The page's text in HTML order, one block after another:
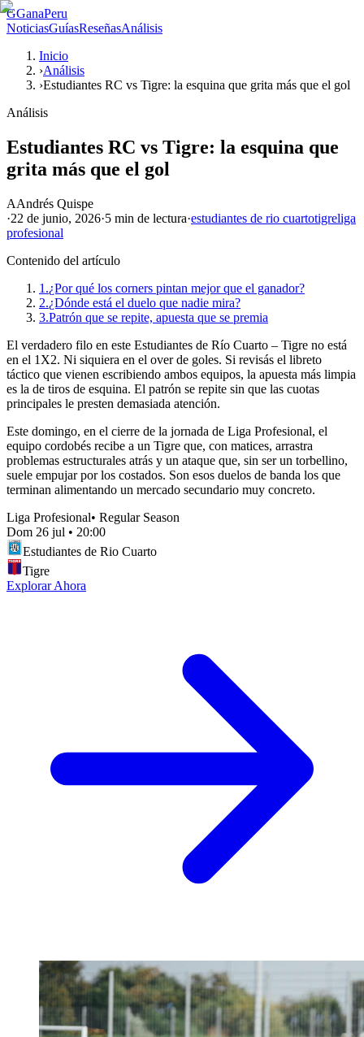
GGanaPeru
NoticiasGuíasReseñasAnálisis
Inicio
›Análisis
›Estudiantes RC vs Tigre: la esquina que grita más que el gol
Análisis
Estudiantes RC vs Tigre: la esquina que
grita más que el gol
AAndrés Quispe
·22 de junio, 2026·5 min de lectura·estudiantes de rio cuartotigreliga
profesional
Contenido del artículo
1.¿Por qué los corners pintan mejor que el ganador?
2.¿Dónde está el duelo que nadie mira?
3.Patrón que se repite, apuesta que se premia
El verdadero filo en este Estudiantes de Río Cuarto – Tigre no está
en el 1X2. Ni siquiera en el over de goles. Si revisás el libreto
táctico que vienen escribiendo ambos equipos, la apuesta más limpia
es la de tiros de esquina. El patrón se repite sin que las cuotas
principales le presten demasiada atención.
Este domingo, en el cierre de la jornada de Liga Profesional, el
equipo cordobés recibe a un Tigre que, con matices, arrastra
problemas estructurales atrás y un ataque que, sin ser un torbellino,
suele empujar por los costados. Son esos duelos de banda los que
terminan alimentando un mercado secundario muy concreto.
Liga Profesional• Regular Season
Dom 26 jul • 20:00
Estudiantes de Rio Cuarto
Tigre
Explorar Ahora